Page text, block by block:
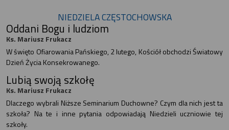
NIEDZIELA CZĘSTOCHOWSKA
Oddani Bogu i ludziom
Ks. Mariusz Frukacz
W święto Ofiarowania Pańskiego, 2 lutego, Kościół obchodzi Światowy
Dzień Życia Konsekrowanego.
Lubią swoją szkołę
Ks. Mariusz Frukacz
Dlaczego wybrali Niższe Seminarium Duchowne? Czym dla nich jest ta
szkoła? Na te i inne pytania odpowiadają Niedzieli uczniowie tej
szkoły.